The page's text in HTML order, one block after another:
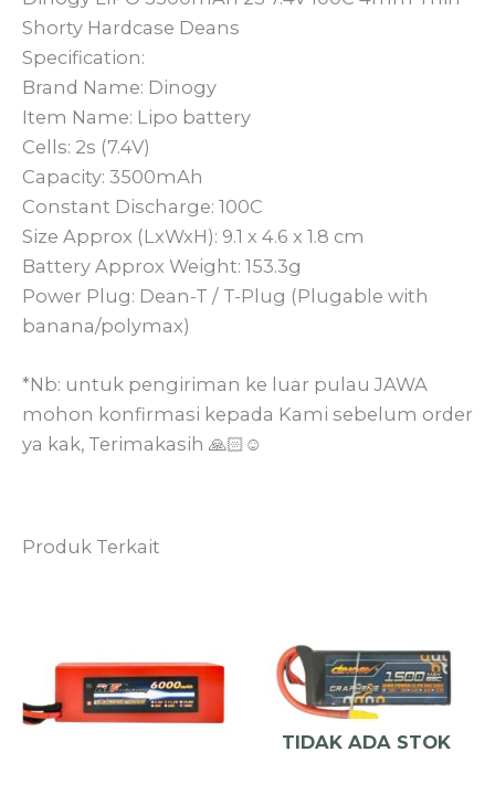
Shorty Hardcase Deans
Specification:
Brand Name: Dinogy
Item Name: Lipo battery
Cells: 2s (7.4V)
Capacity: 3500mAh
Constant Discharge: 100C
Size Approx (LxWxH): 9.1 x 4.6 x 1.8 cm
Battery Approx Weight: 153.3g
Power Plug: Dean-T / T-Plug (Plugable with
banana/polymax)
*Nb: untuk pengiriman ke luar pulau JAWA
mohon konfirmasi kepada Kami sebelum order
ya kak, Terimakasih 🙏🏻☺️
Produk Terkait
TIDAK ADA STOK